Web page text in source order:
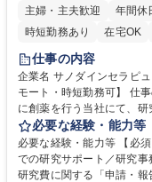
主婦・主夫歓迎
年間休
時短勤務あり
在宅OK
仕事の内容
企業名 サノダインセラピューティクス株
モート・時短勤務可】 仕事の内容 自社で実験室を持たず外部委託を中心
に創薬を行う当社にて、
なぐハブとして、契約・発
す。 ■見積取得、発注、検収、請求処理等の事務手続き ■委託先との定例
会議の調整・アジェンダ
SOP等の整備・版管理・
必要な経験・能力等
必要な経験・能力等 【必
での研究サポート／研究
研究費に関する「申請・